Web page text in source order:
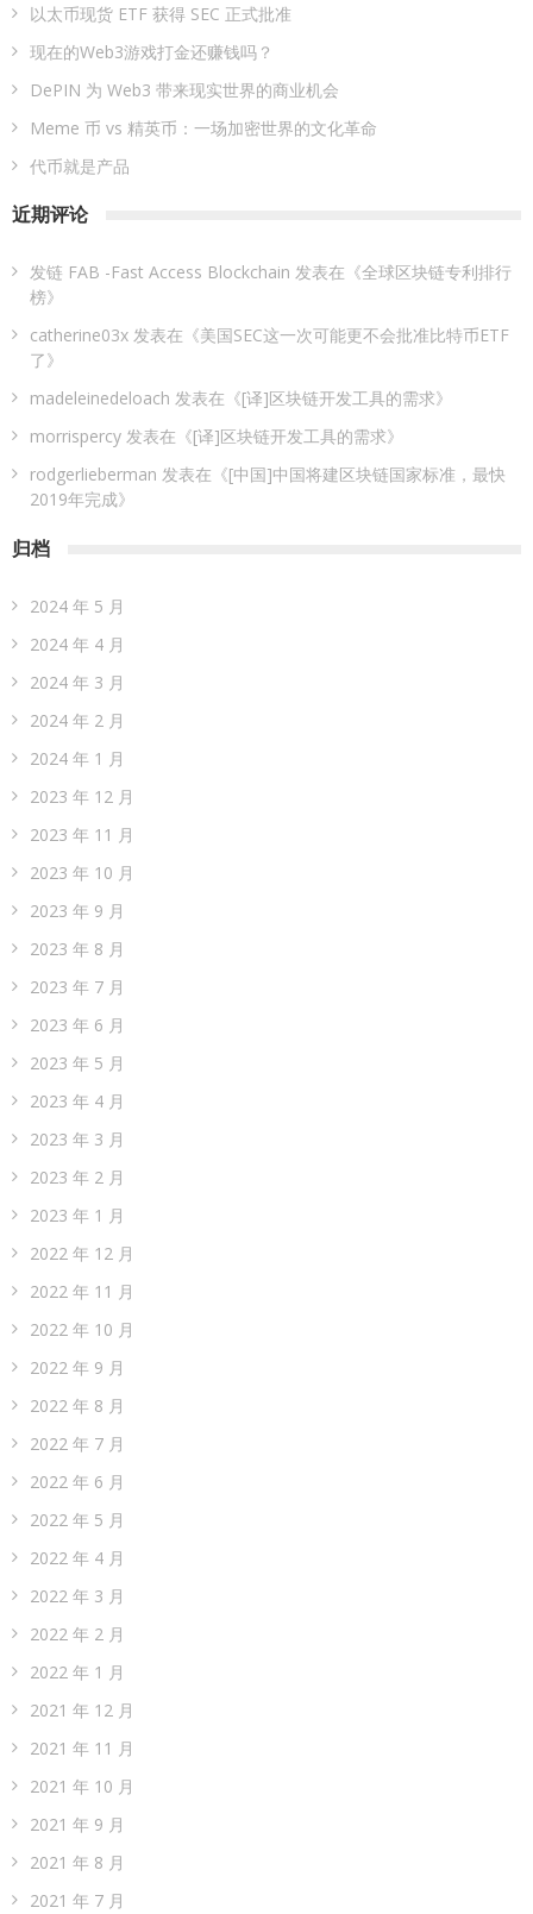
以太币现货 ETF 获得 SEC 正式批准
现在的Web3游戏打金还赚钱吗？
DePIN 为 Web3 带来现实世界的商业机会
Meme 币 vs 精英币：一场加密世界的文化革命
代币就是产品
近期评论
发链 FAB -Fast Access Blockchain 发表在《全球区块链专利排行
榜》
catherine03x 发表在《美国SEC这一次可能更不会批准比特币ETF
了》
madeleinedeloach 发表在《[译]区块链开发工具的需求》
morrispercy 发表在《[译]区块链开发工具的需求》
rodgerlieberman 发表在《[中国]中国将建区块链国家标准，最快
2019年完成》
归档
2024 年 5 月
2024 年 4 月
2024 年 3 月
2024 年 2 月
2024 年 1 月
2023 年 12 月
2023 年 11 月
2023 年 10 月
2023 年 9 月
2023 年 8 月
2023 年 7 月
2023 年 6 月
2023 年 5 月
2023 年 4 月
2023 年 3 月
2023 年 2 月
2023 年 1 月
2022 年 12 月
2022 年 11 月
2022 年 10 月
2022 年 9 月
2022 年 8 月
2022 年 7 月
2022 年 6 月
2022 年 5 月
2022 年 4 月
2022 年 3 月
2022 年 2 月
2022 年 1 月
2021 年 12 月
2021 年 11 月
2021 年 10 月
2021 年 9 月
2021 年 8 月
2021 年 7 月